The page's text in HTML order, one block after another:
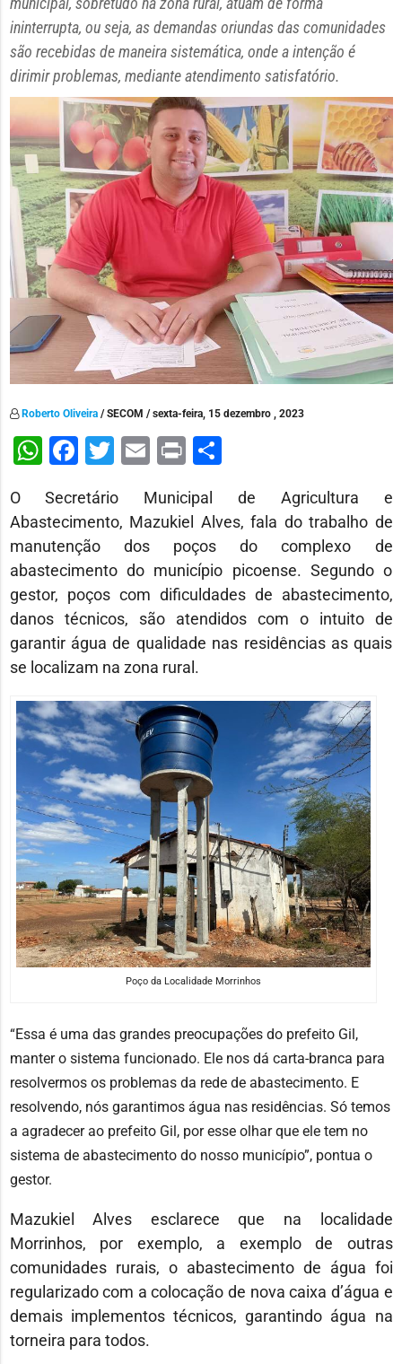
ininterrupta, ou seja, as demandas oriundas das comunidades
são recebidas de maneira sistemática, onde a intenção é
dirimir problemas, mediante atendimento satisfatório.
Roberto Oliveira/ SECOM / sexta-feira, 15 dezembro , 2023
WhatsApp
Facebook
Twitter
EmailPrint
O Secretário Municipal de Agricultura e
Abastecimento, Mazukiel Alves, fala do trabalho de
manutenção dos poços do complexo de
abastecimento do município picoense. Segundo o
gestor, poços com dificuldades de abastecimento,
danos técnicos, são atendidos com o intuito de
garantir água de qualidade nas residências as quais
se localizam na zona rural.
Poço da Localidade Morrinhos
“Essa é uma das grandes preocupações do prefeito Gil,
manter o sistema funcionado. Ele nos dá carta-branca para
resolvermos os problemas da rede de abastecimento. E
resolvendo, nós garantimos água nas residências. Só temos
a agradecer ao prefeito Gil, por esse olhar que ele tem no
sistema de abastecimento do nosso município”, pontua o
gestor.
Mazukiel Alves esclarece que na localidade
Morrinhos, por exemplo, a exemplo de outras
comunidades rurais, o abastecimento de água foi
regularizado com a colocação de nova caixa d’água e
demais implementos técnicos, garantindo água na
torneira para todos.